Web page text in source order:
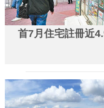
首7月住宅註冊近